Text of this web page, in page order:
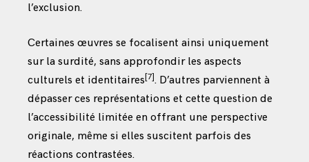
l’exclusion.
Certaines œuvres se focalisent ainsi uniquement
sur la surdité, sans approfondir les aspects
culturels et identitaires [7]. D’autres parviennent à
dépasser ces représentations et cette question de
l’accessibilité limitée en offrant une perspective
originale, même si elles suscitent parfois des
réactions contrastées.